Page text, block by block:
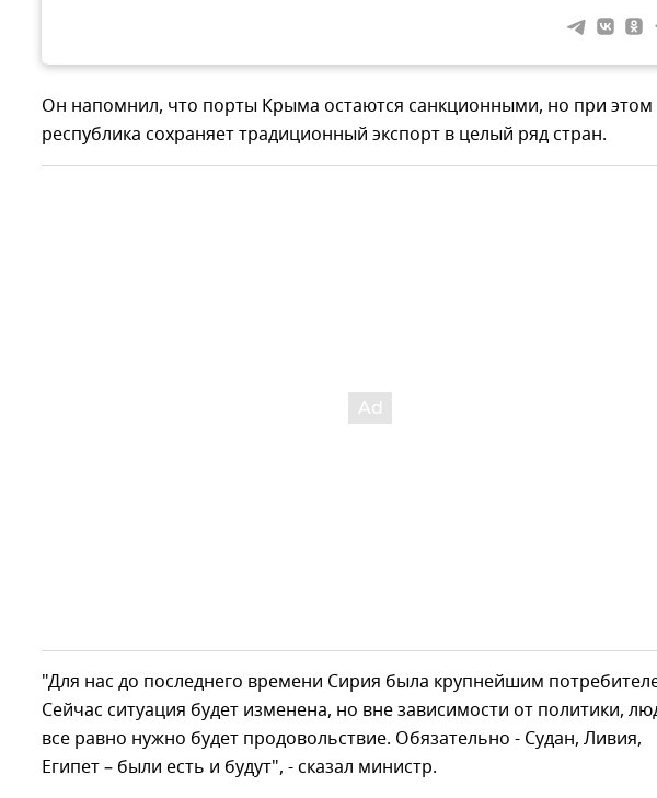
Он напомнил, что порты Крыма остаются санкционными, но при этом
республика сохраняет традиционный экспорт в целый ряд стран.
"Для нас до последнего времени Сирия была крупнейшим
Сейчас ситуация будет изменена, но вне зависимости от политики,
все равно нужно будет продовольствие. Обязательно - Судан, Ливия,
Египет – были есть и будут", - сказал министр.